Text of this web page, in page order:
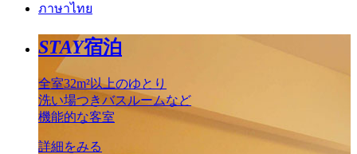
ภาษาไทย
STAY宿泊
全室32m²以上のゆとり
洗い場つきバスルームなど
機能的な客室
詳細をみる